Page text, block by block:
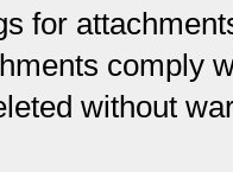
for
comply
without